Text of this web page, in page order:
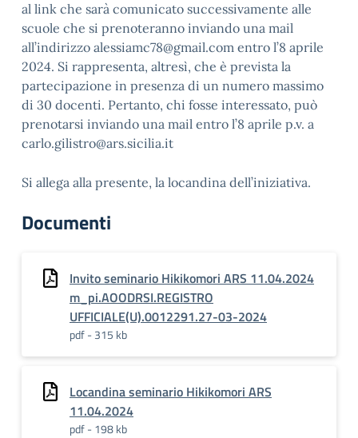
al link che sarà comunicato successivamente alle
scuole che si prenoteranno inviando una mail
all’indirizzo alessiamc78@gmail.com entro l’8 aprile
2024. Si rappresenta, altresì, che è prevista la
partecipazione in presenza di un numero massimo
di 30 docenti. Pertanto, chi fosse interessato, può
prenotarsi inviando una mail entro l’8 aprile p.v. a
carlo.gilistro@ars.sicilia.it
Si allega alla presente, la locandina dell’iniziativa.
Documenti
Invito seminario Hikikomori ARS 11.04.2024
m_pi.AOODRSI.REGISTRO
UFFICIALE(U).0012291.27-03-2024
pdf - 315 kb
Locandina seminario Hikikomori ARS
11.04.2024
pdf - 198 kb